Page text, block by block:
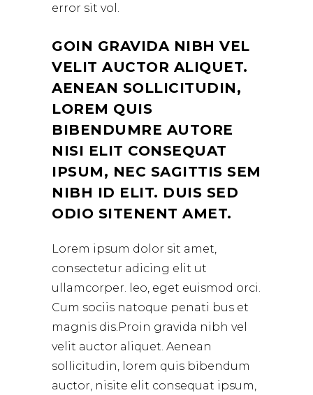
error sit vol.
GOIN GRAVIDA NIBH VEL
VELIT AUCTOR ALIQUET.
AENEAN SOLLICITUDIN,
LOREM QUIS
BIBENDUMRE AUTORE
NISI ELIT CONSEQUAT
IPSUM, NEC SAGITTIS SEM
NIBH ID ELIT. DUIS SED
ODIO SITENENT AMET.
Lorem ipsum dolor sit amet,
consectetur adicing elit ut
ullamcorper. leo, eget euismod orci.
Cum sociis natoque penati bus et
magnis dis.Proin gravida nibh vel
velit auctor aliquet. Aenean
sollicitudin, lorem quis bibendum
auctor, nisite elit consequat ipsum,